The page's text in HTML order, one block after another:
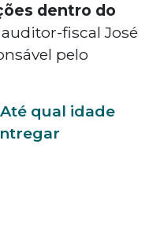
dentro do
fiscal José
pelo
qual idade